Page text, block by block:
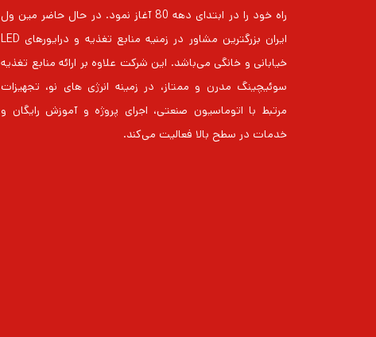
راه خود را در ابتدای دهه 80 آغاز نمود. در حال حاضر مین ول
ایران بزرگترین مشاور در زمنیه منابع تغذیه و درایورهای LED
خیابانی و خانگی می‌باشد. این شرکت علاوه بر ارائه منابع تغذیه
سوئیچینگ مدرن و ممتاز، در زمینه انرژی های نو، تجهیزات
مرتبط با اتوماسیون صنعتی، اجرای پروژه و آموزش رایگان و
خدمات در سطح بالا فعالیت می‌کند.